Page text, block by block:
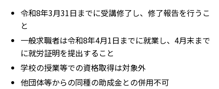
令和8年3月31日までに受講修了し、修了報告を行うこ
と
一般求職者は令和8年4月1日までに就業し、4月末まで
に就労証明を提出すること
学校の授業等での資格取得は対象外
他団体等からの同種の助成金との併用不可